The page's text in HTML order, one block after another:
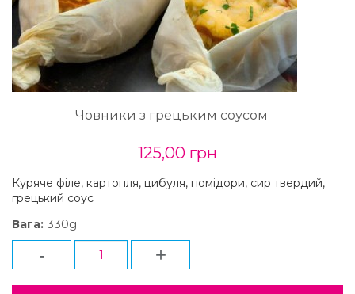
Човники з грецьким соусом
125,00 грн
Куряче філе, картопля, цибуля, помідори, сир твердий,
грецький соус
Вага: 330g
- +